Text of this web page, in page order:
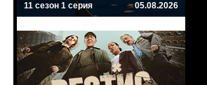
11 сезон 1 серия 05.08.2026